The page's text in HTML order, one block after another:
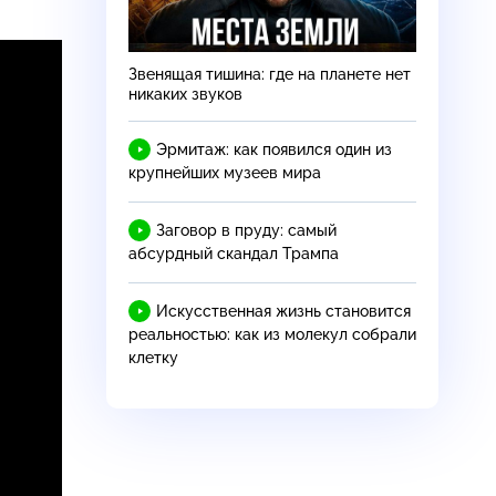
Звенящая тишина: где на планете нет
никаких звуков
Эрмитаж: как появился один из
крупнейших музеев мира
Заговор в пруду: самый
абсурдный скандал Трампа
Искусственная жизнь становится
реальностью: как из молекул собрали
клетку